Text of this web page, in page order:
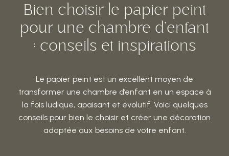
Bien choisir le papier peint
pour une chambre d’enfant
: conseils et inspirations
Le papier peint est un excellent moyen de
transformer une chambre d’enfant en un espace à
la fois ludique, apaisant et évolutif. Voici quelques
conseils pour bien le choisir et créer une décoration
adaptée aux besoins de votre enfant.